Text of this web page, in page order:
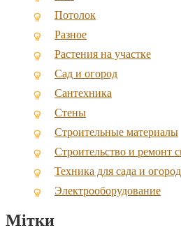
Потолок
Разное
Растения на участке
Сад и огород
Сантехника
Стены
Строительные материалы
Строительство и ремонт
Техника для сада и
Электрооборудование
Мітки